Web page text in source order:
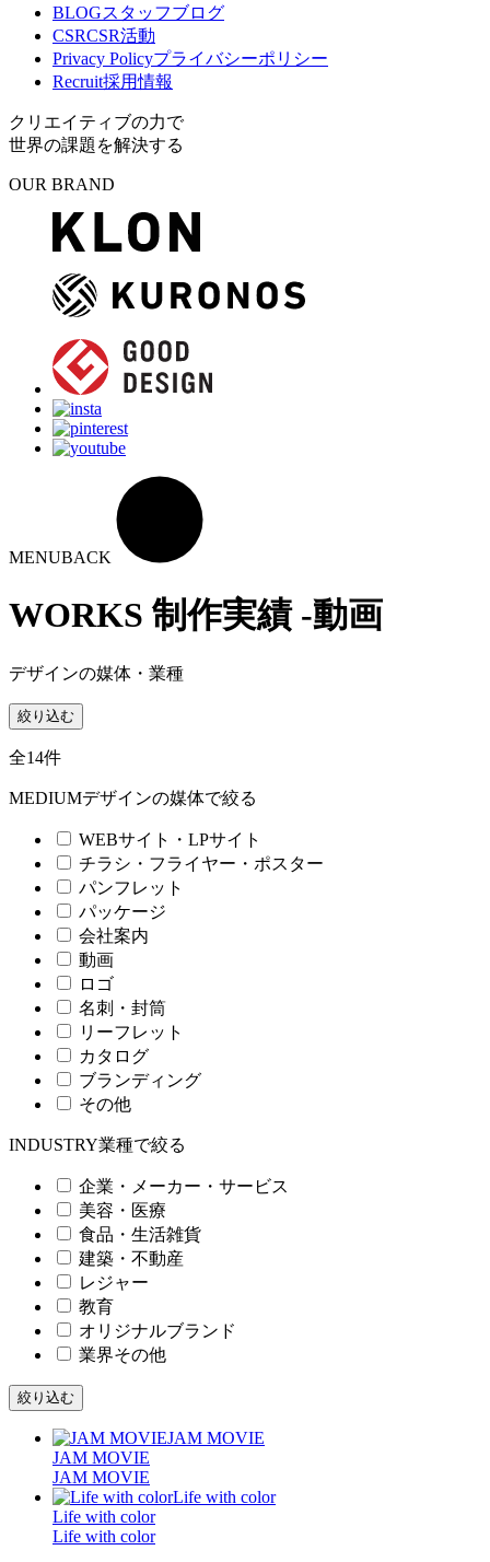
BLOGスタッフブログ
CSRCSR活動
Privacy Policyプライバシーポリシー
Recruit採用情報
クリエイティブの力で
世界の課題を解決する
OUR BRAND
MENUBACK
WORKS 制作実績 -動画
デザインの媒体・業種
絞り込む
全14件
MEDIUMデザインの媒体で絞る
WEBサイト・LPサイト
チラシ・フライヤー・ポスター
パンフレット
パッケージ
会社案内
動画
ロゴ
名刺・封筒
リーフレット
カタログ
ブランディング
その他
INDUSTRY業種で絞る
企業・メーカー・サービス
美容・医療
食品・生活雑貨
建築・不動産
レジャー
教育
オリジナルブランド
業界その他
JAM MOVIE
JAM MOVIE
Life with color
Life with color